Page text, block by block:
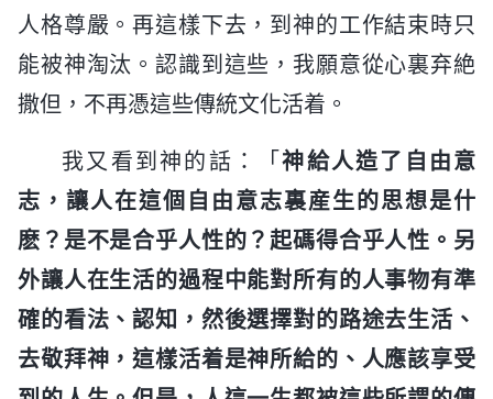
人格尊嚴。再這樣下去，到神的工作結束時只
能被神淘汰。認識到這些，我願意從心裏弃絶
撒但，不再憑這些傳統文化活着。
我又看到神的話：「神給人造了自由意
志，讓人在這個自由意志裏産生的思想是什
麽？是不是合乎人性的？起碼得合乎人性。另
外讓人在生活的過程中能對所有的人事物有準
確的看法、認知，然後選擇對的路途去生活、
去敬拜神，這樣活着是神所給的、人應該享受